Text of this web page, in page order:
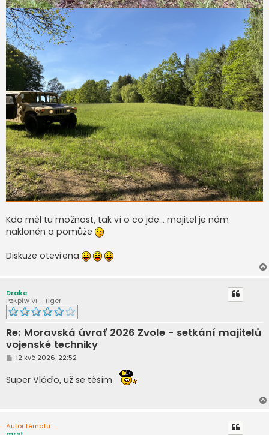
Kdo měl tu možnost, tak ví o co jde... majitel je nám
nakloněn a pomůže
Diskuze otevřena
Drake
PzKpfw VI - Tiger
Re: Moravská úvrať 2026 Zvole - setkání majitelů
vojenské techniky
P
s
p
12 kvě 2026, 22:52
Super Vláďo, už se těším
Autor tématu